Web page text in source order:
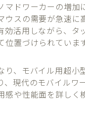
マドワーカーの増
ウスの需要が急速
効活用しながら、
置づけられています
り、モバイル用超
、現代のモバイルワ
感や性能面を詳し